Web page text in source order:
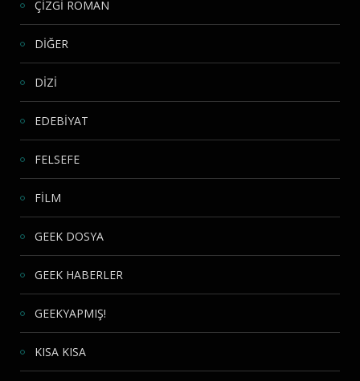
ÇİZGİ ROMAN
DİĞER
DİZİ
EDEBİYAT
FELSEFE
FİLM
GEEK DOSYA
GEEK HABERLER
GEEKYAPMIŞ!
KISA KISA